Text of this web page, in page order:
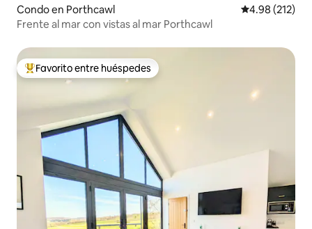
Condo en Porthcawl Calificación
4.98 (212)
Frente al mar con vistas al mar Porthcawl
Favorito entre huéspedes preferido
Favorito entre huéspedes